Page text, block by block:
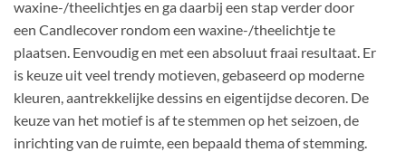
waxine-/theelichtjes en ga daarbij een stap verder door
een Candlecover rondom een waxine-/theelichtje te
plaatsen. Eenvoudig en met een absoluut fraai resultaat. Er
is keuze uit veel trendy motieven, gebaseerd op moderne
kleuren, aantrekkelijke dessins en eigentijdse decoren. De
keuze van het motief is af te stemmen op het seizoen, de
inrichting van de ruimte, een bepaald thema of stemming.